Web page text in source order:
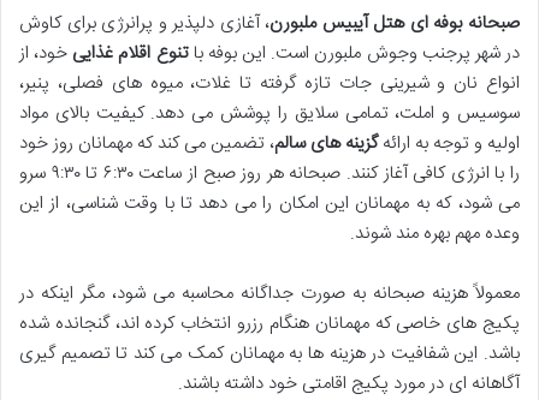
صبحانه بوفه ای هتل آیبیس ملبورن، آغازی دلپذیر و پرانرژی برای کاوش
در شهر پرجنب وجوش ملبورن است. این بوفه باتنوع اقلام غذایی خود، از
انواع نان و شیرینی جات تازه گرفته تا غلات، میوه های فصلی، پنیر،
سوسیس و املت، تمامی سلایق را پوشش می دهد. کیفیت بالای مواد
اولیه و توجه به ارائهگزینه های سالم، تضمین می کند که مهمانان روز خود
را با انرژی کافی آغاز کنند. صبحانه هر روز صبح از ساعت ۶:۳۰ تا ۹:۳۰ سرو
می شود، که به مهمانان این امکان را می دهد تا با وقت شناسی، از این
وعده مهم بهره مند شوند.
معمولاً هزینه صبحانه به صورت جداگانه محاسبه می شود، مگر اینکه در
پکیج های خاصی که مهمانان هنگام رزرو انتخاب کرده اند، گنجانده شده
باشد. این شفافیت در هزینه ها به مهمانان کمک می کند تا تصمیم گیری
آگاهانه ای در مورد پکیج اقامتی خود داشته باشند.